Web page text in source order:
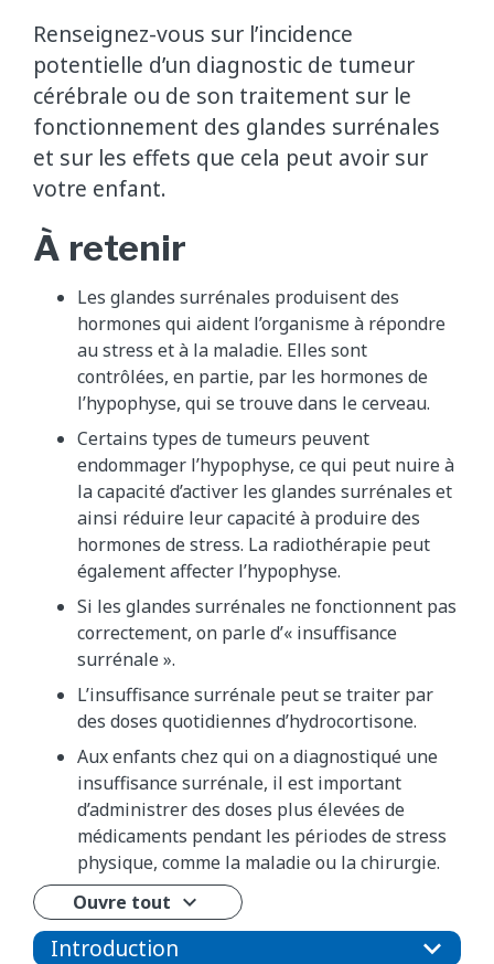
Renseignez-vous sur l’incidence
potentielle d’un diagnostic de tumeur
cérébrale ou de son traitement sur le
fonctionnement des glandes surrénales
et sur les effets que cela peut avoir sur
votre enfant.
À retenir
Les glandes surrénales produisent des
hormones qui aident l’organisme à répondre
au stress et à la maladie. Elles sont
contrôlées, en partie, par les hormones de
l’hypophyse, qui se trouve dans le cerveau.
Certains types de tumeurs peuvent
endommager l’hypophyse, ce qui peut nuire à
la capacité d’activer les glandes surrénales et
ainsi réduire leur capacité à produire des
hormones de stress. La radiothérapie peut
également affecter l’hypophyse.
Si les glandes surrénales ne fonctionnent pas
correctement, on parle d’« insuffisance
surrénale ».
L’insuffisance surrénale peut se traiter par
des doses quotidiennes d’hydrocortisone.
Aux enfants chez qui on a diagnostiqué une
insuffisance surrénale, il est important
d’administrer des doses plus élevées de
médicaments pendant les périodes de stress
physique, comme la maladie ou la chirurgie.
Ouvre tout
Introduction